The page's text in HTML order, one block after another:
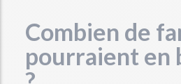
Combien de
pourraient en